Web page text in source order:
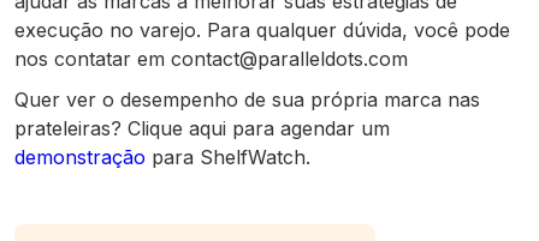
execução no varejo. Para qualquer dúvida, você pode
nos contatar em contact@paralleldots.com
Quer ver o desempenho de sua própria marca nas
prateleiras? Clique aqui para agendar um
demonstração para ShelfWatch.